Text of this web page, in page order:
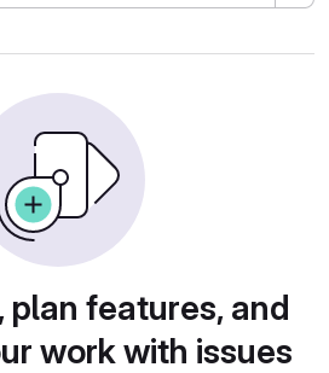
plan features, and
work with issues